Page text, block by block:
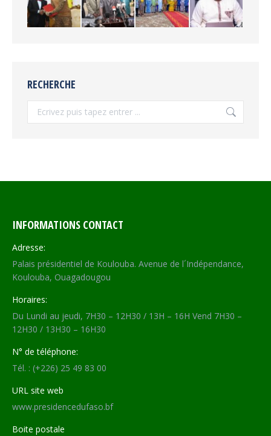
RECHERCHE
Recherche
INFORMATIONS CONTACT
Adresse:
Palais présidentiel de Koulouba. Avenue de l´Indépendance,
Koulouba, Ouagadougou
Horaires:
Du Lundi au jeudi, 7H30 – 12H30 / 13H – 16H Vend 7H30 –
12H30 / 13H30 – 16H30
N° de téléphone:
Tél. : (+226) 25 49 83 00
URL site web
www.presidencedufaso.bf
Boite postale